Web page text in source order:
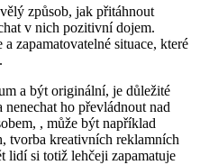
způsob, jak přitáhnout
v nich pozitivní dojem.
zapamatovatelné situace, které
a být originální, je důležité
ho převládnout nad
, může být například
tvorba kreativních reklamních
lidí si totiž lehčeji zapamatuje